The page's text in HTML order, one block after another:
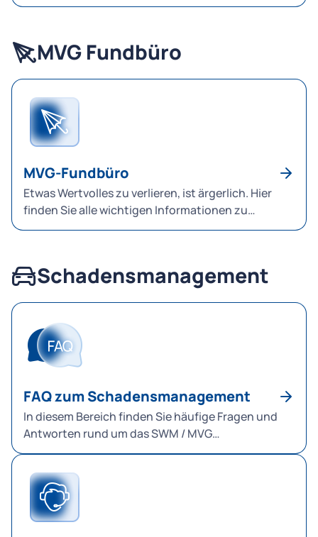
MVG Fundbüro
MVG-Fundbüro
Etwas Wertvolles zu verlieren, ist ärgerlich. Hier
finden Sie alle wichtigen Informationen zu
Fundsachen und unserem Fundbüro.
Schadensmanagement
FAQ zum Schadensmanagement
In diesem Bereich finden Sie häufige Fragen und
Antworten rund um das SWM / MVG
Schadensmanagement